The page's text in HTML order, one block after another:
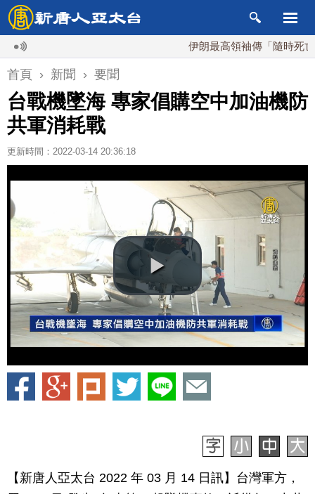
伊朗最高領袖傳「隨時死亡」 國
首頁 › 新聞 › 要聞
台戰機墜海 專家倡購空中加油機防
共軍消耗戰
更新時間：2022-03-14 20:36:18
【新唐人亞太台 2022 年 03 月 14 日訊】台灣軍方，